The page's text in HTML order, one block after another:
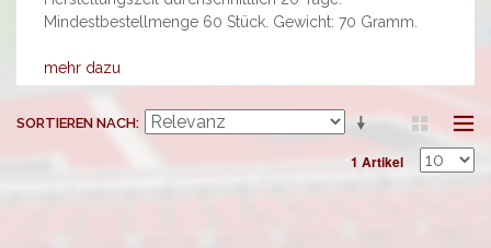
Mindestbestellmenge 60 Stück. Gewicht: 70 Gramm.
mehr dazu
SORTIEREN NACH
1 Artikel